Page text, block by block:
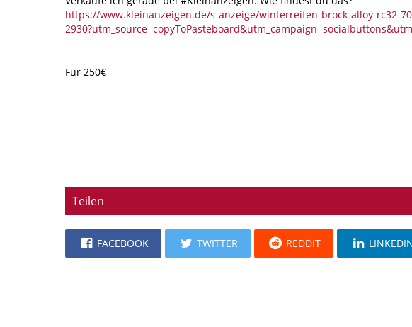
https://www.kleinanzeigen.de/s-anzeige/winterreifen-brock-alloy-rc32-
Für 250€
Teilen
FACEBOOK TWITTER REDDIT